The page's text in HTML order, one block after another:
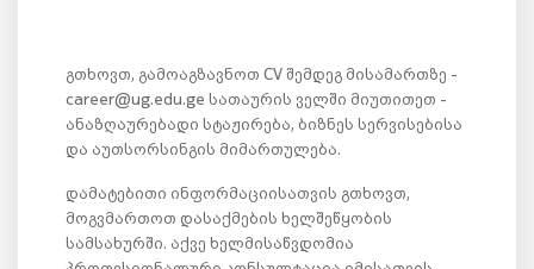
გთხოვთ, გამოაგზავნოთ CV შემდეგ მისამართზე -
career@ug.edu.ge სათაურის ველში მიუთითეთ -
ანაზღაურებადი სტაჟირება, ბიზნეს სერვისებისა
და აუთსორსინგის მიმართულება.
დამატებითი ინფორმაციისათვის გთხოვთ,
მოგვმართოთ დასაქმების ხელშეწყობის
სამსახურში. აქვე ხელმისაწვდომია